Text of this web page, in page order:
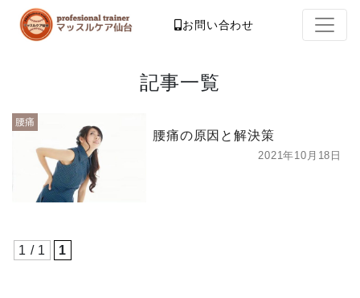
お問い合わせ
記事一覧
腰痛
腰痛の原因と解決策
2021年10月18日
1 / 1 1